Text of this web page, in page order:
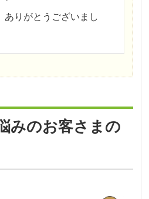
ありがとうございまし
みのお客さまの